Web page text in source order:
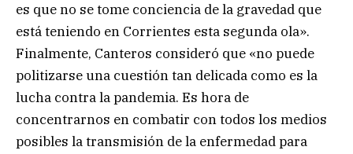
es que no se tome conciencia de la gravedad que
está teniendo en Corrientes esta segunda ola».
Finalmente, Canteros consideró que «no puede
politizarse una cuestión tan delicada como es la
lucha contra la pandemia. Es hora de
concentrarnos en combatir con todos los medios
posibles la transmisión de la enfermedad para